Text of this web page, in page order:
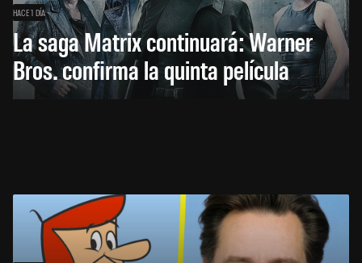
HACE 1 DÍA
La saga Matrix continuará: Warner
Bros. confirma la quinta película